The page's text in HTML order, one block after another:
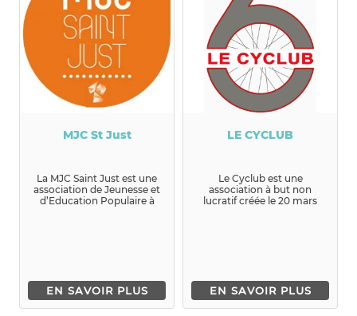
MJC St Just
La MJC Saint Just est une
association de Jeunesse et
d’Education Populaire à
EN SAVOIR PLUS
LE CYCLUB
Le Cyclub est une
association à but non
lucratif créée le 20 mars
EN SAVOIR PLUS